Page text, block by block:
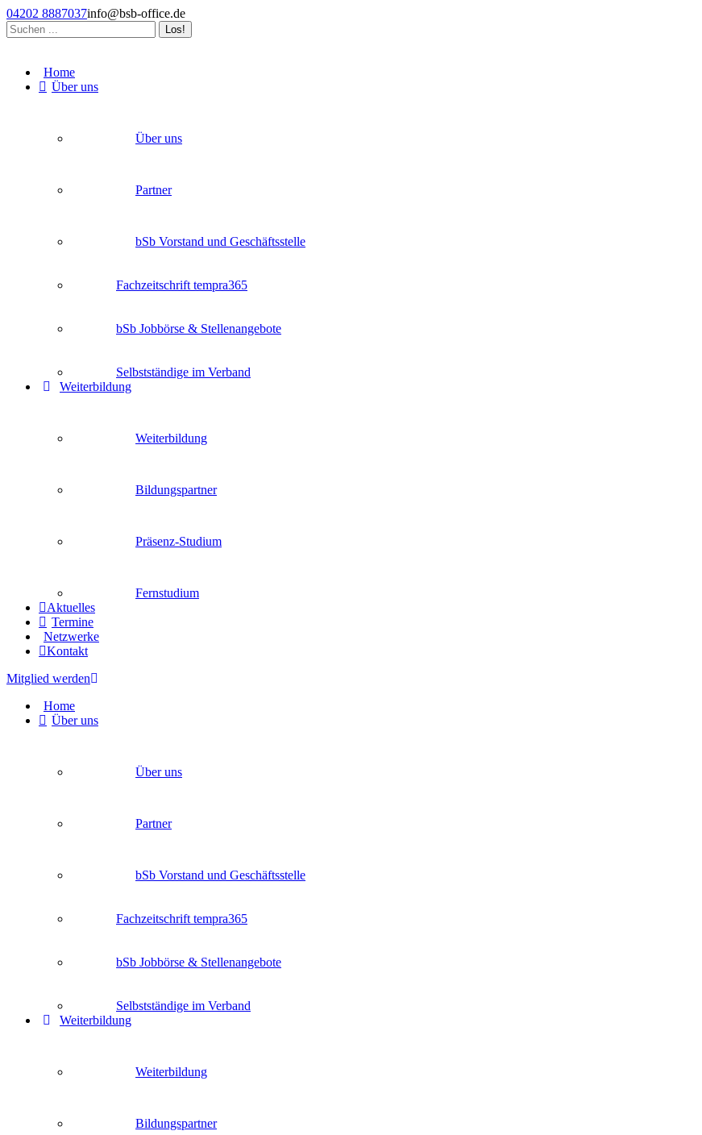
Zum
Inhalt
springen
04202 8887037info@bsb-office.de
Search:
opens
opens
opens
Home
Über uns
Über uns
Partner
bSb Vorstand und Geschäftsstelle
Fachzeitschrift tempra365
bSb Jobbörse & Stellenangebote
Selbstständige im Verband
Weiterbildung
Weiterbildung
Bildungspartner
Präsenz-Studium
Fernstudium
Aktuelles
Termine
Netzwerke
Kontakt
Mitglied werden
Home
Über uns
Über uns
Partner
bSb Vorstand und Geschäftsstelle
Fachzeitschrift tempra365
bSb Jobbörse & Stellenangebote
Selbstständige im Verband
Weiterbildung
Weiterbildung
Bildungspartner